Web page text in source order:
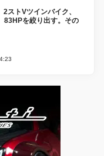
ストVツインバイク、
83HPを絞り出す。その